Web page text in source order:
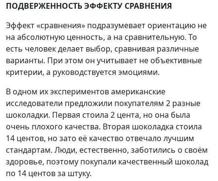
ПОДВЕРЖЕННОСТЬ ЭФФЕКТУ СРАВНЕНИЯ
Эффект «сравнения» подразумевает ориентацию не
на абсолютную ценность, а на сравнительную. То
есть человек делает выбор, сравнивая различные
варианты. При этом он учитывает не объективные
критерии, а руководствуется эмоциями.
В одном их экспериментов американские
исследователи предложили покупателям 2 разные
шоколадки. Первая стоила 2 цента, но она была
очень плохого качества. Вторая шоколадка стоила
14 центов, но зато её качество отвечало лучшим
стандартам. Люди, естественно, заботились о своём
здоровье, поэтому покупали качественный шоколад
по 14 центов за штуку.